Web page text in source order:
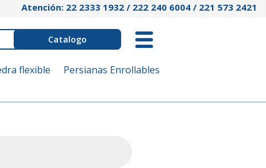
Atención: 22 2333 1932 / 222 240 6004 / 221 573 2421
Catalogo
flexible
Persianas Enrollables